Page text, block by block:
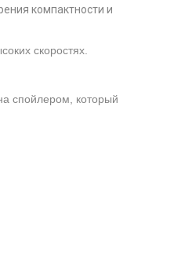
компактности и
скоростях.
спойлером, который